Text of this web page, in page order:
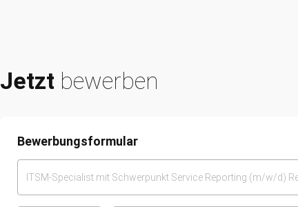
Jetzt bewerben
Bewerbungsformular